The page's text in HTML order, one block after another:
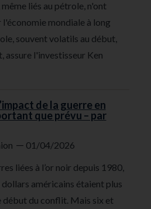
liés au pétrole, n'ont
mondiale à long
souvent volatils au début,
l'investisseur Ken
de la guerre en
que prévu – par
— 01/04/2026
liées à l’or noir depuis 1980,
américains étaient plus
début du conflit. Mais six et